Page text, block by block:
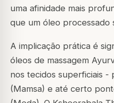
uma afinidade mais
que um óleo processado
A implicação prática é
óleos de massagem
nos tecidos superficiais -
(Mamsa) e até certo